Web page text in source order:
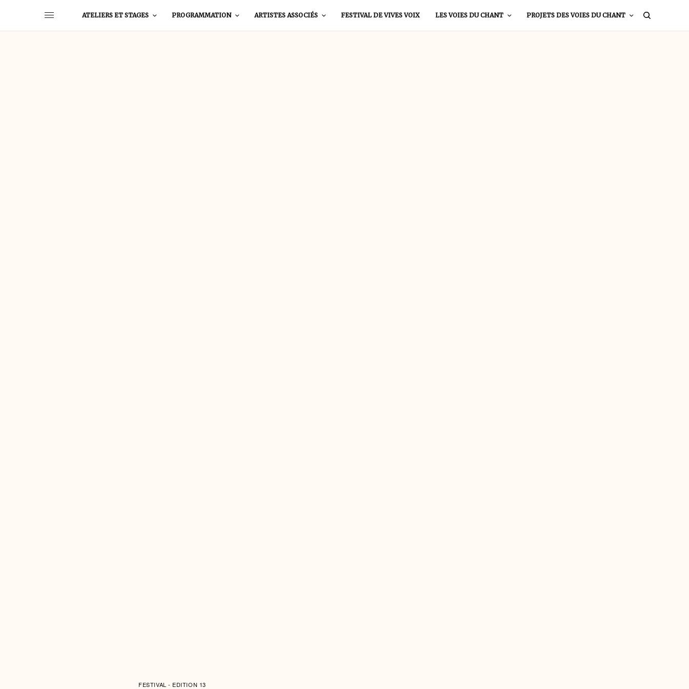
ATELIERS ET STAGES PROGRAMMATION ARTISTES ASSOCIÉS FESTIVAL DE VIVES VOIX LES VOIES DU CHANT PROJETS DES VOIES DU CHANT
FESTIVAL - EDITION 13